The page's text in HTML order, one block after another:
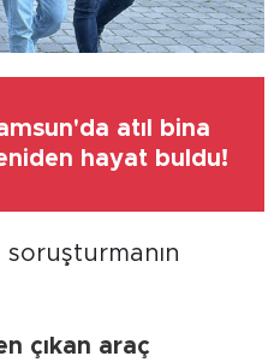
atıl bina
hayat buldu!
soruşturmanın
çıkan araç